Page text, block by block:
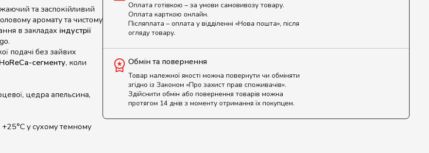
та заспокійливий
аромату та чистому
в закладах індустрії
подачі без зайвих
HoReCa-сегменту, коли
цедра апельсина,
+25°C у сухому темному
Оплата готівкою – за умови самовивозу товару.
Оплата карткою онлайн.
Післяплата – оплата у відділенні «Нова пошта», після
огляду товару.
Обмін та повернення
Товар належної якості можна повернути чи обміняти
згідно із Законом «Про захист прав споживачів».
Здійснити обмін або повернення товарів можна
протягом 14 днів з моменту отримання їх покупцем.